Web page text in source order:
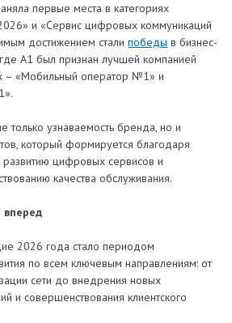
первые места в категориях
и «Сервис цифровых коммуникаций
достижением сталипобеды в бизнес-
А1 был признан лучшей компанией
– «Мобильный оператор №1» и
только узнаваемость бренда, но и
который формируется благодаря
развитию цифровых сервисов и
качества обслуживания.
вперед
2026 года стало периодом
по всем ключевым направлениям: от
сети до внедрения новых
и совершенствования клиентского